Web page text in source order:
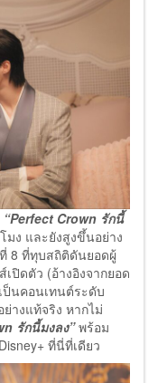
“Perfect Crown รักนี้
ง และยังสูงขึ้นอย่าง
8 ที่ทุบสถิติดันยอดผู้
ปิดตัว (อ้างอิงจากยอด
ป็นคอนเทนต์ระดับ
างแท้จริง หากไม่
รักนี้มงลง” พร้อม
ที่นี่ที่เดียว